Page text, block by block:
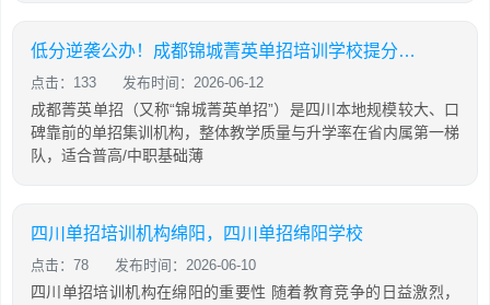
低分逆袭公办！成都锦城菁英单招培训学校提分攻略
点击：133 发布时间：2026-06-12
成都菁英单招（又称“锦城菁英单招”）是四川本地规模较大、口
碑靠前的单招集训机构，整体教学质量与升学率在省内属第一梯
队，适合普高/中职基础薄
四川单招培训机构绵阳，四川单招绵阳学校
点击：78 发布时间：2026-06-10
四川单招培训机构在绵阳的重要性 随着教育竞争的日益激烈，